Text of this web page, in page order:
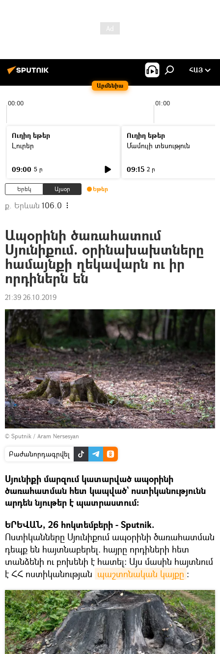
Արմենիա
ՀԱՅ
00:00 01:00
Ուղիղ եթեր
Լուրեր
09:00 5 ր
Ուղիղ եթեր
Մամուլի տեսություն
09:15 2 ր
Երեկ Այսօր Եթեր
ք. Երևան 106.0
Ապօրինի ծառահատում
Սյունիքում. օրինախախտները
համայնքի ղեկավարն ու իր
որդիներն են
21:39 26.10.2019
© Sputnik / Aram Nersesyan
Բաժանորդագրվել
Սյունիքի մարզում կատարված ապօրինի
ծառահատման հետ կապված` ոստիկանությունն
արդեն նյութեր է պատրաստում։
ԵՐԵՎԱՆ, 26 հոկտեմբերի - Sputnik.
Ոստիկանները Սյունիքում ապօրինի ծառահատման
դեպք են հայտնաբերել. հայրը որդիների հետ
տանձենի ու բոխենի է հատել։ Այս մասին հայտնում
է ՀՀ ոստիկանության պաշտոնական կայքը ։